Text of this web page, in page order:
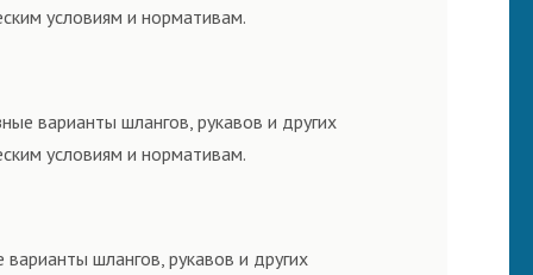
условиям и нормативам.
варианты шлангов, рукавов и других
условиям и нормативам.
шлангов, рукавов и других